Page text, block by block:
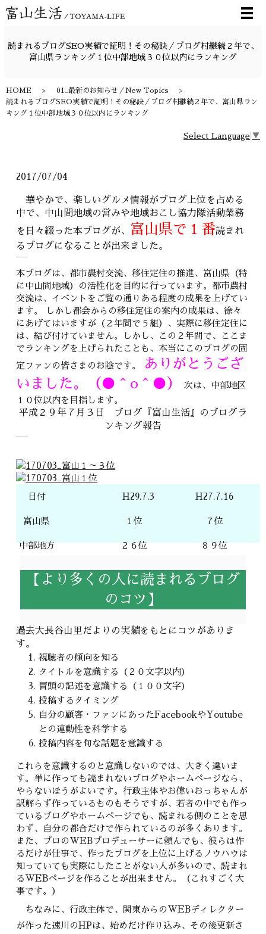
メ
読まれるブログSEO実績で証明！その秘訣／ブログ村継続２年で、
富山県ランキング１位中部地域３０位以内にランキング
HOME
01_最新のお知らせ／New Topics
読まれるブログSEO実績で証明！その秘訣／ブログ村継続２年で、富山県ラン
キング１位中部地域３０位以内にランキング
Select Language ▼
2017/07/04
華やかで、楽しいグルメ情報がブログ上位を占める
中で、中山間地域の営みや地域おこし協力隊活動業務
を日々綴った本ブログが、
富山県で１番読まれ
るブログになることが出来ました。
本ブログは、都市農村交流、移住定住の推進、富山県（特
に中山間地域）の活性化を目的に行っています。都市農村
交流は、イベントをご覧の通りある程度の成果を上げてい
ます。 しかし都会からの移住定住の案内の成果は、徐々
にあげてはいますが（２年間で５組）、実際に移住定住に
は、結び付けていません。しかし、この２年間で、ここま
でランキングを上げられたことも、本当にこのブログの固
定ファンの皆さまのお陰です。
ありがとうござ
いました。（●＾o＾●）
次は、中部地区
１０位以内を目指します。
平成２９年７月３日 ブログ『富山生活』のブログラ
ンキング報告
日付 H29.7.3 H27.7.16
富山県 １位 ７位
中部地方 ２６位 ８９位
【より多くの人に読まれるブログ
のコツ】
過去大長谷山里だよりの実績をもとにコツがありま
す。
視聴者の傾向を知る
タイトルを意識する（２０文字以内）
冒頭の記述を意識する（１００文字）
投稿するタイミング
自分の顧客・ファンにあったFacebookやYoutube
との連動性を科学する
投稿内容を旬な話題を意識する
これらを意識するのと意識しないのでは、大きく違いま
す。単に作っても読まれないブログやホームページなら、
やらないほうがよいです。行政主体やお偉いおっちゃんが
訳解らず作っているものもそうですが、若者の中でも作っ
ているブログやホームページでも、読まれる側のことを思
わず、自分の都合だけで作られているのが多くあります。
また、プロのWEBプロデューサーに頼んでも、彼らは作
るだけが仕事で、作ったブログを上位に上げるノウハウは
知っていても実際にしたことがない人が多いので、読まれ
るWEBページを作ることが出来ません。（これすごく大
事です。）
ちなみに、行政主体で、関東からのWEBディレクター
が作った速川のHPは、始めだけ作り込み、その後更新さ